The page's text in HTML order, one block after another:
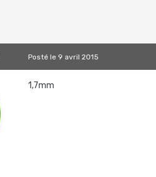
Postéle 9 avril 2015
1,7mm